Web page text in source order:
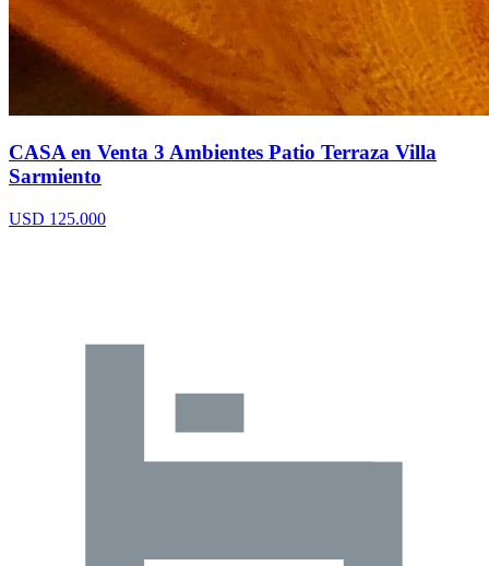
CASA en Venta 3 Ambientes Patio Terraza Villa
Sarmiento
USD 125.000